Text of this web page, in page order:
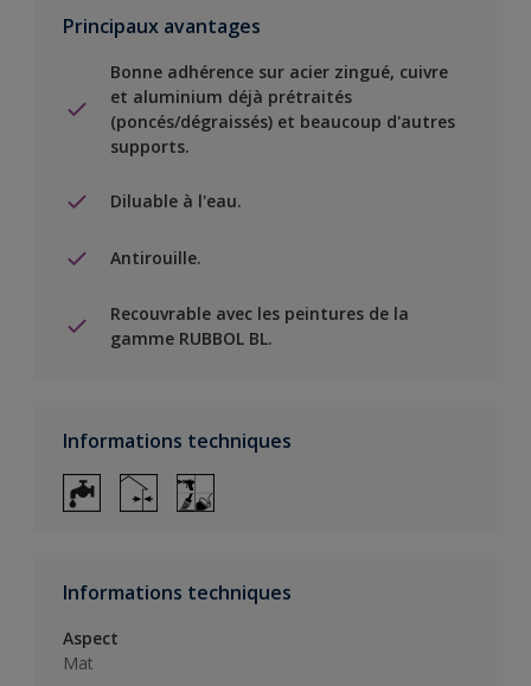
Principaux avantages
Bonne adhérence sur acier zingué, cuivre
et aluminium déjà prétraités
(poncés/dégraissés) et beaucoup d'autres
supports.
Diluable à l'eau.
Antirouille.
Recouvrable avec les peintures de la
gamme RUBBOL BL.
Informations techniques
Informations techniques
Aspect
Mat